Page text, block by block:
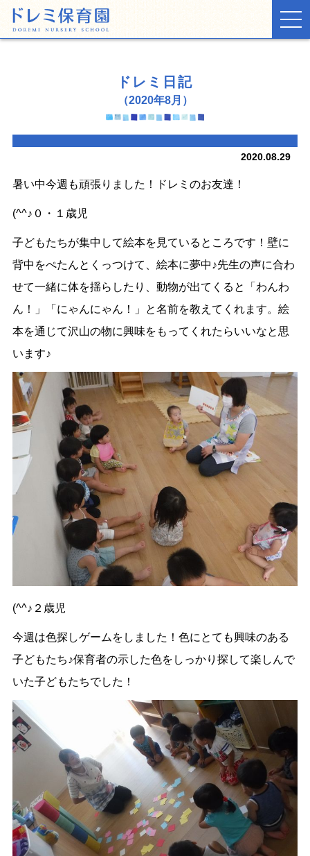
お知らせ
ドレミ日記
（2020年8月）
2020.08.29
暑い中今週も頑張りました！ドレミのお友達！
(^^♪０・１歳児
子どもたちが集中して絵本を見ているところです！壁に
背中をぺたんとくっつけて、絵本に夢中♪先生の声に合わ
せて一緒に体を揺らしたり、動物が出てくると「わんわ
ん！」「にゃんにゃん！」と名前を教えてくれます。絵
本を通じて沢山の物に興味をもってくれたらいいなと思
います♪
(^^♪２歳児
今週は色探しゲームをしました！色にとても興味のある
子どもたち♪保育者の示した色をしっかり探して楽しんで
いた子どもたちでした！